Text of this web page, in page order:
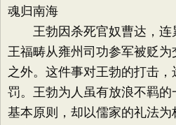
魂归南海
王勃因杀死官奴曹达，连
王福畴从雍州司功参军被贬
之外。这件事对王勃的打击
罚。王勃为人虽有放浪不羁
基本原则，却以儒家的礼法